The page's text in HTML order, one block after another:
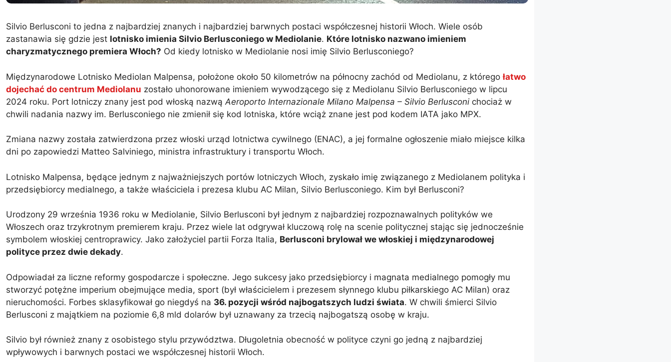
Silvio Berlusconi to jedna z najbardziej znanych i najbardziej barwnych postaci współczesnej historii Włoch. Wiele osób
zastanawia się gdzie jest lotnisko imienia Silvio Berlusconiego w Mediolanie. Które lotnisko nazwano imieniem
charyzmatycznego premiera Włoch? Od kiedy lotnisko w Mediolanie nosi imię Silvio Berlusconiego?
Międzynarodowe Lotnisko Mediolan Malpensa, położone około 50 kilometrów na północny zachód od Mediolanu, z któregołatwo
dojechać do centrum Mediolanu zostało uhonorowane imieniem wywodzącego się z Mediolanu Silvio Berlusconiego w lipcu
2024 roku. Port lotniczy znany jest pod włoską nazwą Aeroporto Internazionale Milano Malpensa – Silvio Berlusconi chociaż w
chwili nadania nazwy im. Berlusconiego nie zmienił się kod lotniska, które wciąż znane jest pod kodem IATA jako MPX.
Zmiana nazwy została zatwierdzona przez włoski urząd lotnictwa cywilnego (ENAC), a jej formalne ogłoszenie miało miejsce kilka
dni po zapowiedzi Matteo Salviniego, ministra infrastruktury i transportu Włoch.
Lotnisko Malpensa, będące jednym z najważniejszych portów lotniczych Włoch, zyskało imię związanego z Mediolanem polityka i
przedsiębiorcy medialnego, a także właściciela i prezesa klubu AC Milan, Silvio Berlusconiego. Kim był Berlusconi?
Urodzony 29 września 1936 roku w Mediolanie, Silvio Berlusconi był jednym z najbardziej rozpoznawalnych polityków we
Włoszech oraz trzykrotnym premierem kraju. Przez wiele lat odgrywał kluczową rolę na scenie politycznej stając się jednocześnie
symbolem włoskiej centroprawicy. Jako założyciel partii Forza Italia, Berlusconi brylował we włoskiej i międzynarodowej
polityce przez dwie dekady.
Odpowiadał za liczne reformy gospodarcze i społeczne. Jego sukcesy jako przedsiębiorcy i magnata medialnego pomogły mu
stworzyć potężne imperium obejmujące media, sport (był właścicielem i prezesem słynnego klubu piłkarskiego AC Milan) oraz
nieruchomości. Forbes sklasyfikował go niegdyś na 36. pozycji wśród najbogatszych ludzi świata. W chwili śmierci Silvio
Berlusconi z majątkiem na poziomie 6,8 mld dolarów był uznawany za trzecią najbogatszą osobę w kraju.
Silvio był również znany z osobistego stylu przywództwa. Długoletnia obecność w polityce czyni go jedną z najbardziej
wpływowych i barwnych postaci we współczesnej historii Włoch.